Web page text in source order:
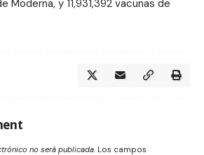
Moderna, y 11,931,392 vacunas de
no será publicada. Los campos